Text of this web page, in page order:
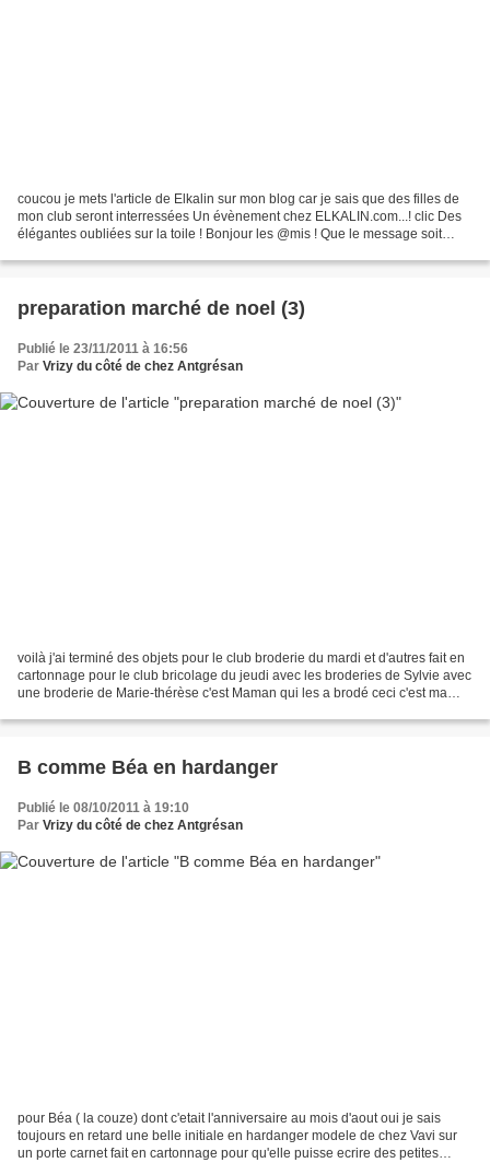
coucou je mets l'article de Elkalin sur mon blog car je sais que des filles de
mon club seront interressées Un évènement chez ELKALIN.com...! clic Des
élégantes oubliées sur la toile ! Bonjour les @mis ! Que le message soit
preparation marché de noel (3)
Publié le 23/11/2011 à 16:56
Par Vrizy du côté de chez Antgrésan
voilà j'ai terminé des objets pour le club broderie du mardi et d'autres fait en
cartonnage pour le club bricolage du jeudi avec les broderies de Sylvie avec
une broderie de Marie-thérèse c'est Maman qui les a brodé ceci c'est ma
B comme Béa en hardanger
Publié le 08/10/2011 à 19:10
Par Vrizy du côté de chez Antgrésan
pour Béa ( la couze) dont c'etait l'anniversaire au mois d'aout oui je sais
toujours en retard une belle initiale en hardanger modele de chez Vavi sur
un porte carnet fait en cartonnage pour qu'elle puisse ecrire des petites